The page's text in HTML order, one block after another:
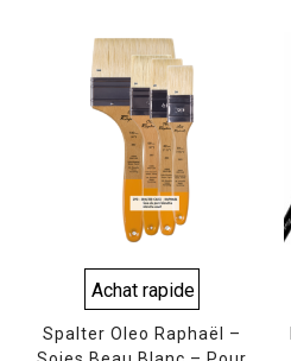
Achat rapide
Spalter Oleo Raphaël –